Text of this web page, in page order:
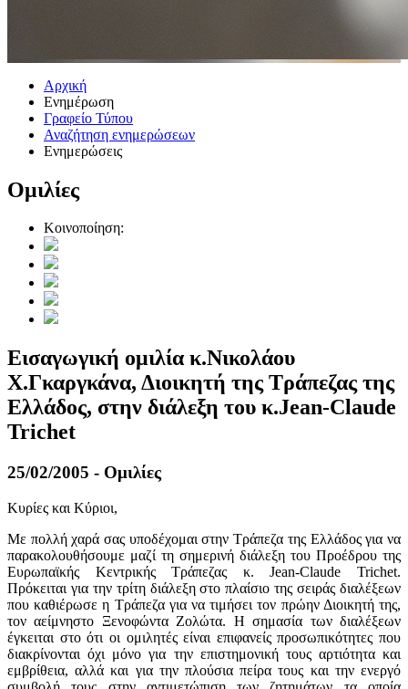
Αρχική
Ενημέρωση
Γραφείο Τύπου
Αναζήτηση ενημερώσεων
Ενημερώσεις
Ομιλίες
Κοινοποίηση:
Εισαγωγική ομιλία κ.Νικολάου
Χ.Γκαργκάνα, Διοικητή της Τράπεζας της
Ελλάδος, στην διάλεξη του κ.Jean-Claude
Trichet
25/02/2005 - Ομιλίες
Κυρίες και Κύριοι,
Με πολλή χαρά σας υποδέχομαι στην Τράπεζα της Ελλάδος για να
παρακολουθήσουμε μαζί τη σημερινή διάλεξη του Προέδρου της
Ευρωπαϊκής Κεντρικής Τράπεζας κ. Jean-Claude Trichet.
Πρόκειται για την τρίτη διάλεξη στο πλαίσιο της σειράς διαλέξεων
που καθιέρωσε η Τράπεζα για να τιμήσει τον πρώην Διοικητή της,
τον αείμνηστο Ξενοφώντα Ζολώτα. Η σημασία των διαλέξεων
έγκειται στο ότι οι ομιλητές είναι επιφανείς προσωπικότητες που
διακρίνονται όχι μόνο για την επιστημονική τους αρτιότητα και
εμβρίθεια, αλλά και για την πλούσια πείρα τους και την ενεργό